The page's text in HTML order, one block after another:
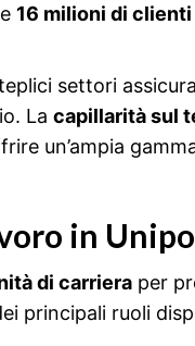
16 milioni di clienti
settori
La capillarità sul
un’ampia
in
di carriera per
principali ruoli